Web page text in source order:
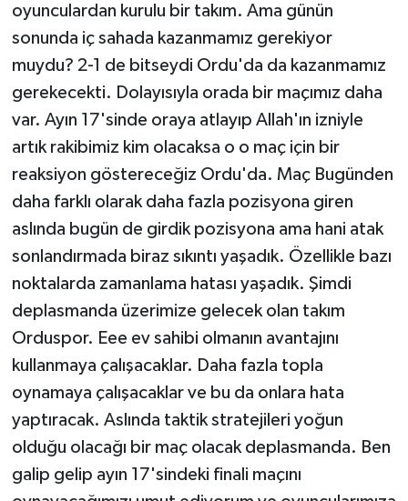
oyunculardan kurulu bir takım. Ama günün
sonunda iç sahada kazanmamız gerekiyor
muydu? 2-1 de bitseydi Ordu'da da kazanmamız
gerekecekti. Dolayısıyla orada bir maçımız daha
var. Ayın 17'sinde oraya atlayıp Allah'ın izniyle
artık rakibimiz kim olacaksa o o maç için bir
reaksiyon göstereceğiz Ordu'da. Maç Bugünden
daha farklı olarak daha fazla pozisyona giren
aslında bugün de girdik pozisyona ama hani atak
sonlandırmada biraz sıkıntı yaşadık. Özellikle bazı
noktalarda zamanlama hatası yaşadık. Şimdi
deplasmanda üzerimize gelecek olan takım
Orduspor. Eee ev sahibi olmanın avantajını
kullanmaya çalışacaklar. Daha fazla topla
oynamaya çalışacaklar ve bu da onlara hata
yaptıracak. Aslında taktik stratejileri yoğun
olduğu olacağı bir maç olacak deplasmanda. Ben
galip gelip ayın 17'sindeki finali maçını